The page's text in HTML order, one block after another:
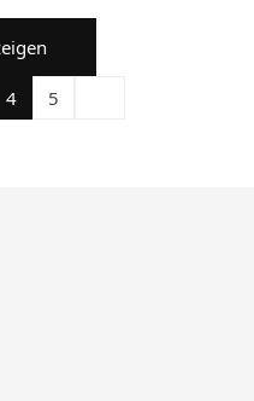
4 5